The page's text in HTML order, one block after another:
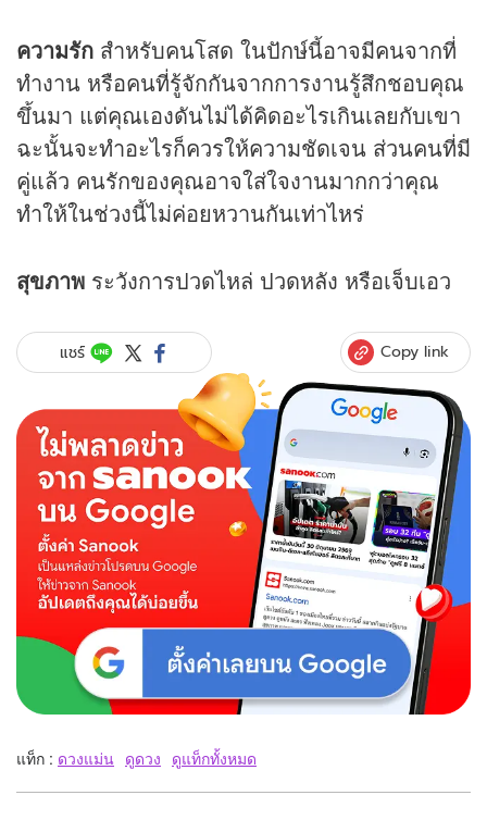
ความรัก สำหรับคนโสด ในปักษ์นี้อาจมีคนจากที่
ทำงาน หรือคนที่รู้จักกันจากการงานรู้สึกชอบคุณ
ขึ้นมา แต่คุณเองดันไม่ได้คิดอะไรเกินเลยกับเขา
ฉะนั้นจะทำอะไรก็ควรให้ความชัดเจน ส่วนคนที่มี
คู่แล้ว คนรักของคุณอาจใส่ใจงานมากกว่าคุณ
ทำให้ในช่วงนี้ไม่ค่อยหวานกันเท่าไหร่
สุขภาพ ระวังการปวดไหล่ ปวดหลัง หรือเจ็บเอว
แชร์ Copy link
แท็ก : ดวงแม่น ดูดวง ดูแท็กทั้งหมด